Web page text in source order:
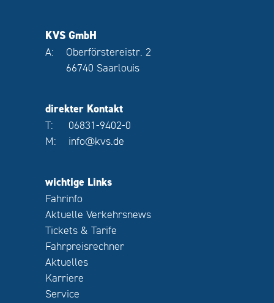
KVS GmbH
A:
Oberförstereistr. 2
66740 Saarlouis
direkter Kontakt
T:
M:
06831-9402-0
info@kvs.de
wichtige Links
Fahrinfo
Aktuelle Verkehrsnews
Tickets & Tarife
Fahrpreisrechner
Aktuelles
Karriere
Service